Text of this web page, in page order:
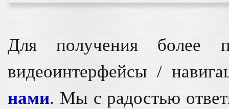
Для получения более
видеоинтерфейсы /
нами. Мы с радостью